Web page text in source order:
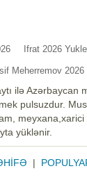
Ifrat 2026 Yukle
Meherremov 2026
ilə Azərbaycan
pulsuzdur.
yüklənir.
|